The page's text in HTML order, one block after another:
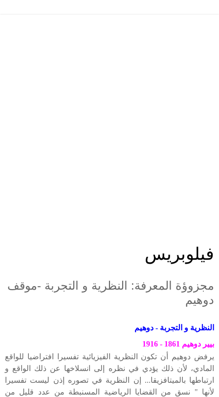
فيلوبريس
مجزوؤة المعرفة: النظرية و التجربة -موقف
دوهيم
النظرية و التجربة - دوهيم
بيير دوهيم 1861 - 1916
يرفض دوهيم أن تكون النظرية الفيزيائية تفسيرا افتراضيا للواقع
المادي، لأن ذلك يؤدي في نظره إلى انسلاخها عن ذلك الواقع و
ارتباطها بالميتافزيقا... إن النظرية في تصوره إذن ليست تفسيرا
لأنها " نسق من القضايا الرياضية المسنبطة من عدد قليل من